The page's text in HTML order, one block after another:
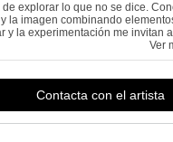
explorar lo que no se dice.
la imagen combinando
y la experimentación me invitan
Ver
Contacta con el artista